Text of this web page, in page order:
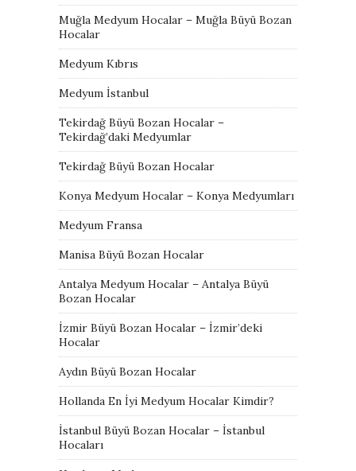
Muğla Medyum Hocalar – Muğla Büyü Bozan
Hocalar
Medyum Kıbrıs
Medyum İstanbul
Tekirdağ Büyü Bozan Hocalar –
Tekirdağ’daki Medyumlar
Tekirdağ Büyü Bozan Hocalar
Konya Medyum Hocalar – Konya Medyumları
Medyum Fransa
Manisa Büyü Bozan Hocalar
Antalya Medyum Hocalar – Antalya Büyü
Bozan Hocalar
İzmir Büyü Bozan Hocalar – İzmir’deki
Hocalar
Aydın Büyü Bozan Hocalar
Hollanda En İyi Medyum Hocalar Kimdir?
İstanbul Büyü Bozan Hocalar – İstanbul
Hocaları